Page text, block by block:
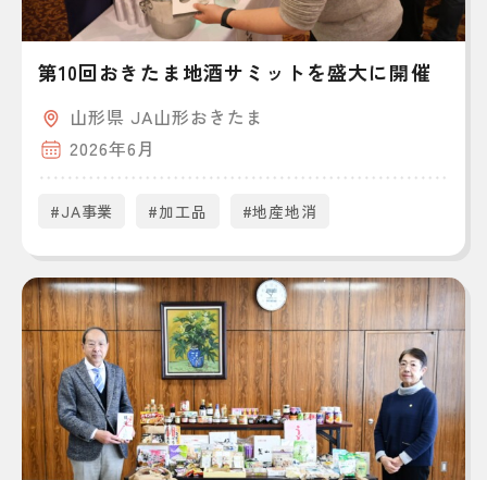
第10回おきたま地酒サミットを盛大に開催
山形県 JA山形おきたま
2026年6月
#JA事業 #加工品 #地産地消